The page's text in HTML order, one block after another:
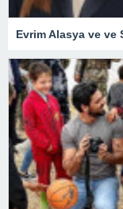
Evrim Alasya ve ve